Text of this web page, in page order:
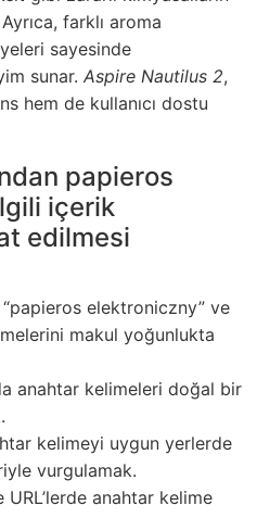
farklı aroma
sayesinde
sunar. Aspire Nautilus 2,
hem de kullanıcı dostu
papieros
içerik
edilmesi
elektroniczny” ve
makul yoğunlukta
anahtar kelimeleri doğal bir
kelimeyi uygun yerlerde
vurgulamak.
anahtar kelime